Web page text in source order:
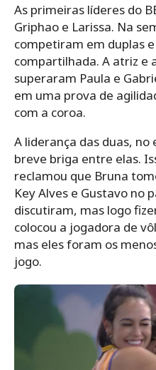
As primeiras líderes do
Griphao e Larissa. Na
competiram em duplas
compartilhada. A atriz e
superaram Paula e
em uma prova de
com a coroa.
A liderança das duas,
breve briga entre elas.
reclamou que Bruna
Key Alves e Gustavo no
discutiram, mas logo
colocou a jogadora de
mas eles foram os
jogo.